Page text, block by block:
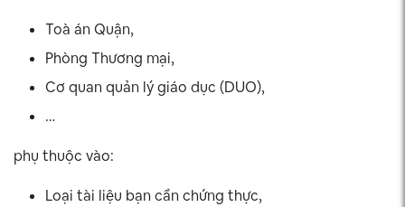
Toà án Quận,
Phòng Thương mại,
Cơ quan quản lý giáo dục (DUO),
…
phụ thuộc vào:
Loại tài liệu bạn cần chứng thực,